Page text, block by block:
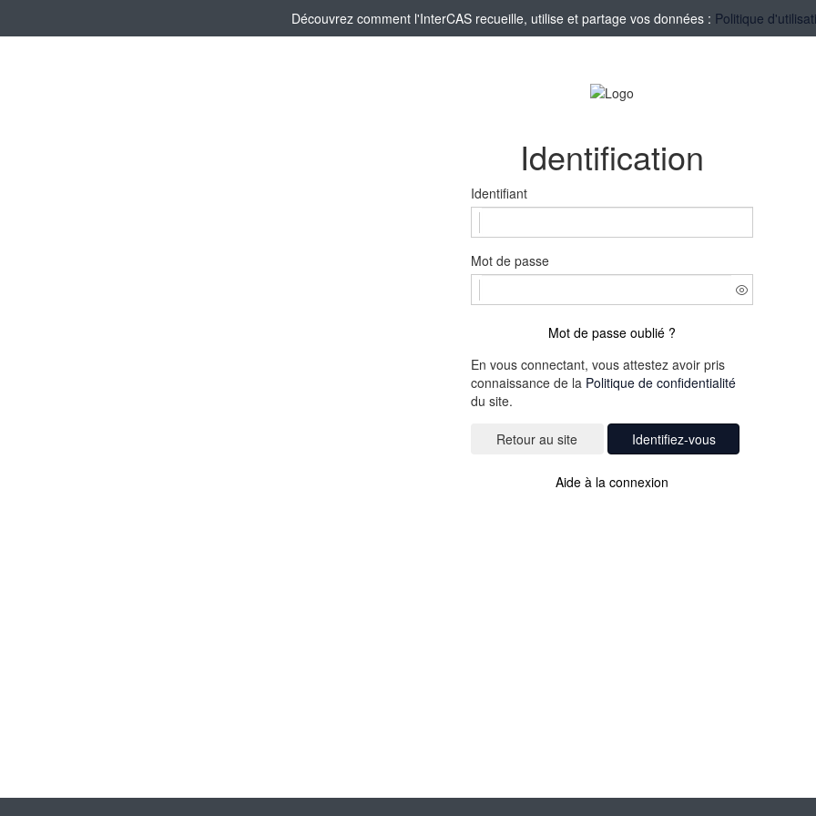
Découvrez comment l'InterCAS recueille, utilise et partage vos données : Politique
Identification
Identifiant
Mot de passe
Mot de passe oublié ?
En vous connectant, vous attestez avoir pris
connaissance de la Politique de confidentialité
du site.
Identifiez-vous
Aide à la connexion